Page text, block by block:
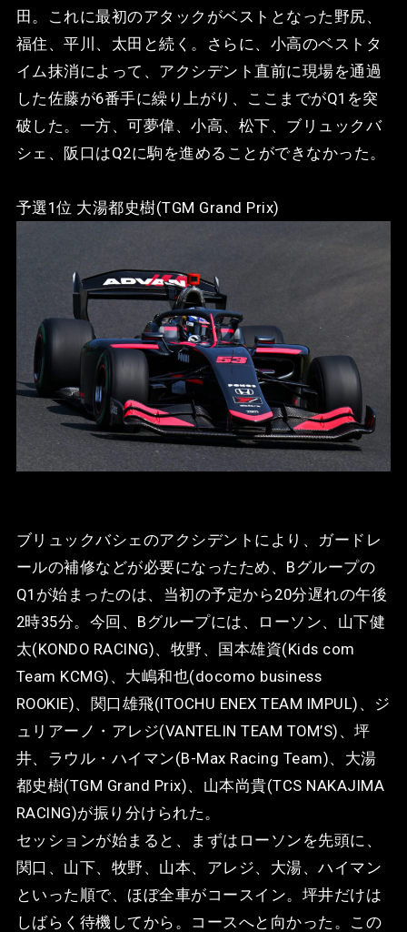
田。これに最初のアタックがベストとなった野尻、
福住、平川、太田と続く。さらに、小高のベストタ
イム抹消によって、アクシデント直前に現場を通過
した佐藤が6番手に繰り上がり、ここまでがQ1を突
破した。一方、可夢偉、小高、松下、ブリュックバ
シェ、阪口はQ2に駒を進めることができなかった。
予選1位 大湯都史樹(TGM Grand Prix)
ブリュックバシェのアクシデントにより、ガードレ
ールの補修などが必要になったため、Bグループの
Q1が始まったのは、当初の予定から20分遅れの午後
2時35分。今回、Bグループには、ローソン、山下健
太(KONDO RACING)、牧野、国本雄資(Kids com
Team KCMG)、大嶋和也(docomo business
ROOKIE)、関口雄飛(ITOCHU ENEX TEAM IMPUL)、ジ
ュリアーノ・アレジ(VANTELIN TEAM TOM’S)、坪
井、ラウル・ハイマン(B-Max Racing Team)、大湯
都史樹(TGM Grand Prix)、山本尚貴(TCS NAKAJIMA
RACING)が振り分けられた。
セッションが始まると、まずはローソンを先頭に、
関口、山下、牧野、山本、アレジ、大湯、ハイマン
といった順で、ほぼ全車がコースイン。坪井だけは
しばらく待機してから。コースへと向かった。この